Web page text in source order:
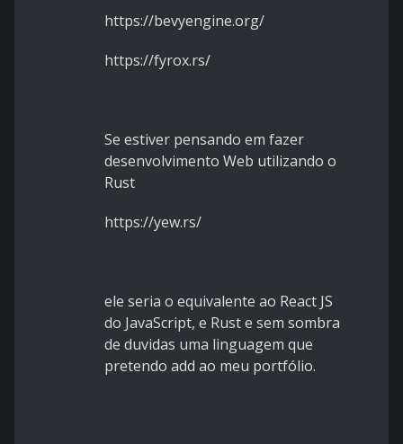
https://bevyengine.org/
https://fyrox.rs/
Se estiver pensando em fazer
desenvolvimento Web utilizando o
Rust
https://yew.rs/
ele seria o equivalente ao React JS
do JavaScript, e Rust e sem sombra
de duvidas uma linguagem que
pretendo add ao meu portfólio.